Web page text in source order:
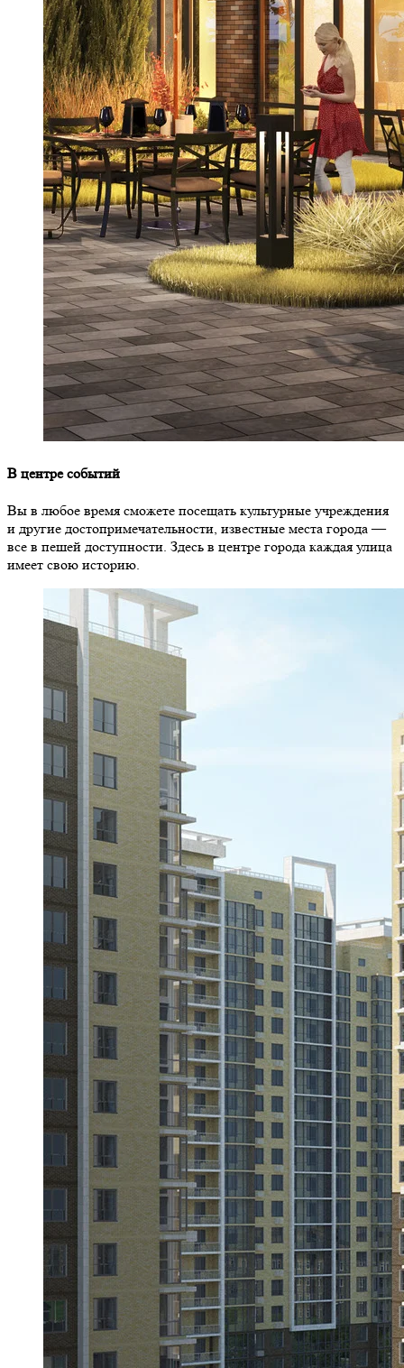
В центре событий
Вы в любое время сможете посещать культурные учреждения
и другие достопримечательности, известные места города —
все в пешей доступности. Здесь в центре города каждая улица
имеет свою историю.